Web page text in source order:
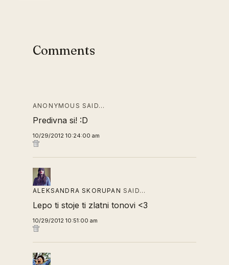
Comments
ANONYMOUS SAID…
Predivna si! :D
10/29/2012 10:24:00 am
ALEKSANDRA SKORUPAN SAID…
Lepo ti stoje ti zlatni tonovi <3
10/29/2012 10:51:00 am